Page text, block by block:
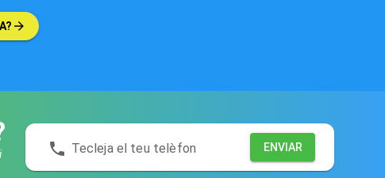
Tecleja el teu telèfon ENVIAR